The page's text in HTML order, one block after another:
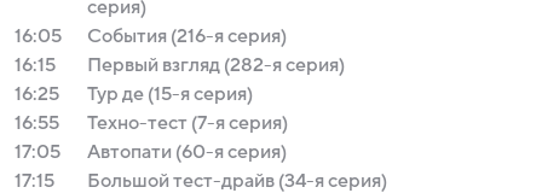
серия)
16:05
События (216-я серия)
16:15
Первый взгляд (282-я серия)
16:25
Тур де (15-я серия)
16:55
Техно-тест (7-я серия)
17:05
Автопати (60-я серия)
17:15
Большой тест-драйв (34-я серия)